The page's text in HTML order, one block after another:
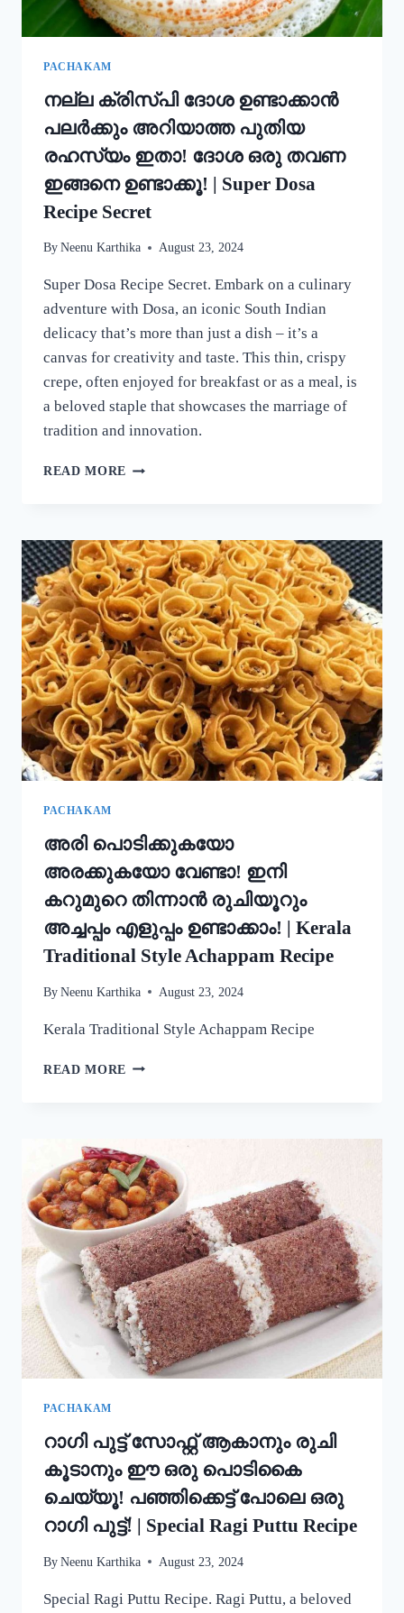
കറി
റെഡി!!
CURRY
RECIPE
PACHAKAM
നല്ല ക്രിസ്‌പി ദോശ ഉണ്ടാക്കാൻ
പലർക്കും അറിയാത്ത പുതിയ
രഹസ്യം ഇതാ! ദോശ ഒരു തവണ
ഇങ്ങനെ ഉണ്ടാക്കൂ! | Super Dosa
Recipe Secret
By Neenu Karthika August 23, 2024
Super Dosa Recipe Secret. Embark on a culinary
adventure with Dosa, an iconic South Indian
delicacy that’s more than just a dish – it’s a
canvas for creativity and taste. This thin, crispy
crepe, often enjoyed for breakfast or as a meal, is
a beloved staple that showcases the marriage of
tradition and innovation.
READ MORE നല്ല
പലർക്കും
അറിയാത്ത
പുതിയ
രഹസ്യം
ഇതാ!
ദോശ
ഒരു
തവണ
ഇങ്ങനെ
ഉണ്ടാക്കൂ!
|
SUPER
DOSA
PACHAKAM
അരി പൊടിക്കുകയോ
അരക്കുകയോ വേണ്ടാ! ഇനി
കറുമുറെ തിന്നാൻ രുചിയൂറും
അച്ചപ്പം എളുപ്പം ഉണ്ടാക്കാം! | Kerala
Traditional Style Achappam Recipe
By Neenu Karthika August 23, 2024
Kerala Traditional Style Achappam Recipe
READ MORE അരി
കറുമുറെ
തിന്നാൻ
രുചിയൂറും
അച്ചപ്പം
എളുപ്പം
ഉണ്ടാക്കാം!
|
KERALA
TRADITIONAL
STYLE
ACHAPPAM
RECIPE
PACHAKAM
റാഗി പുട്ട് സോഫ്റ്റ് ആകാനും രുചി
കൂടാനും ഈ ഒരു പൊടികൈ
ചെയ്യൂ! പഞ്ഞിക്കെട്ട് പോലെ ഒരു
റാഗി പുട്ട്! | Special Ragi Puttu Recipe
By Neenu Karthika August 23, 2024
Special Ragi Puttu Recipe. Ragi Puttu, a beloved